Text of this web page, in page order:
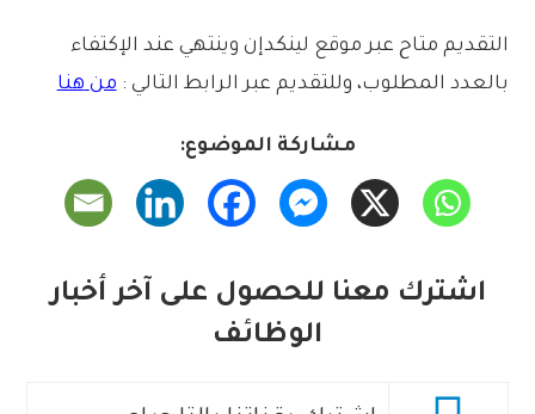
التقديم متاح عبر موقع لينكدإن وينتهي عند الإكتفاء
بالعدد المطلوب، وللتقديم عبر الرابط التالي : من هنا
مشاركة الموضوع:
اشترك معنا للحصول على آخر أخبار
الوظائف